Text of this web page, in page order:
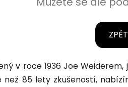
v roce 1936 Joe
než 85 lety zkušeností,